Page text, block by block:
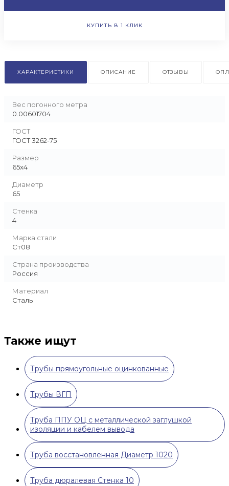
КУПИТЬ В 1 КЛИК
ХАРАКТЕРИСТИКИ ОПИСАНИЕ ОТЗЫВЫ
Вес погонного метра
0.00601704
ГОСТ
ГОСТ 3262-75
Размер
65x4
Диаметр
65
Стенка
4
Марка стали
Ст08
Страна производства
Россия
Материал
Сталь
Также ищут
Трубы прямоугольные оцинкованные
Трубы ВГП
Труба ППУ ОЦ с металлической заглушкой
изоляции и кабелем вывода
Труба восстановленная Диаметр 1020
Труба дюралевая Стенка 10